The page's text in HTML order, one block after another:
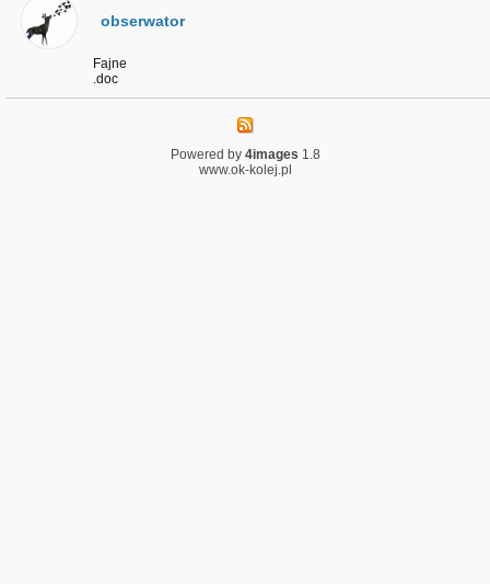
obserwator
Fajne
.doc
Powered by 4images 1.8
www.ok-kolej.pl